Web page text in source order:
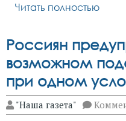
Читать полностью
Россиян
возможном
при одном
"Наша газета"